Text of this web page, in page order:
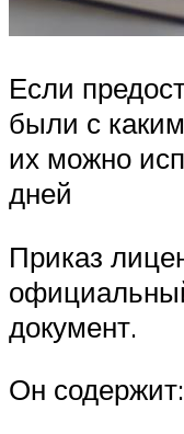
Если
были с
их можно
дней
Приказ
документ.
Он содержит: